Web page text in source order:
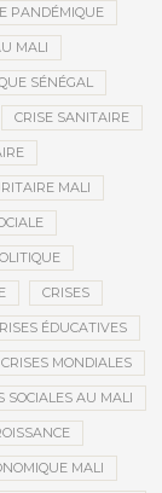
PANDÉMIQUE
MALI
SÉNÉGAL
CRISE SANITAIRE
MALI
CRISES
ÉDUCATIVES
CRISES MONDIALES
SOCIALES AU MALI
MALI